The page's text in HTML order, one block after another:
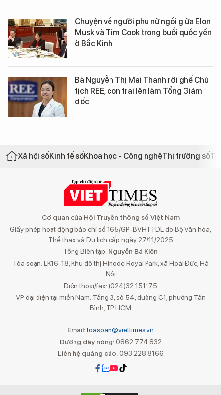
Chuyện về người phụ nữ ngồi giữa Elon
Musk và Tim Cook trong buổi quốc yến
ở Bắc Kinh
Bà Nguyễn Thị Mai Thanh rời ghế Chủ
tịch REE, con trai lên làm Tổng Giám
đốc
Xã hội sốKinh tế sốKhoa học - Công nghệThị trường số
Cơ quan của Hội Truyền thông số Việt Nam
Giấy phép hoạt động báo chí số 165/GP-BVHTTDL do Bộ Văn hóa,
Thể thao và Du lịch cấp ngày 27/11/2025
Tổng Biên tập: Nguyễn Bá Kiên
Tòa soạn: LK16-18, Khu đô thị Hinode Royal Park, xã Hoài Đức, Hà
Nội
Điện thoại/fax: (024)32 151175
VP đại diện tại miền Nam: Tầng 3, số 54, đường C1, phường Tân
Bình, TP.HCM
Email:toasoan@viettimes.vn
Đường dây nóng: 0862 774 832
Liên hệ quảng cáo:093 228 8166